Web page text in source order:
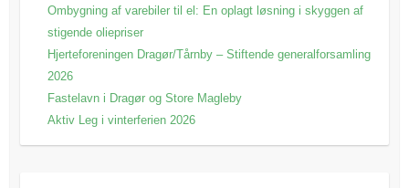
Ombygning af varebiler til el: En oplagt løsning i skyggen af
stigende oliepriser
Hjerteforeningen Dragør/Tårnby – Stiftende generalforsamling
2026
Fastelavn i Dragør og Store Magleby
Aktiv Leg i vinterferien 2026